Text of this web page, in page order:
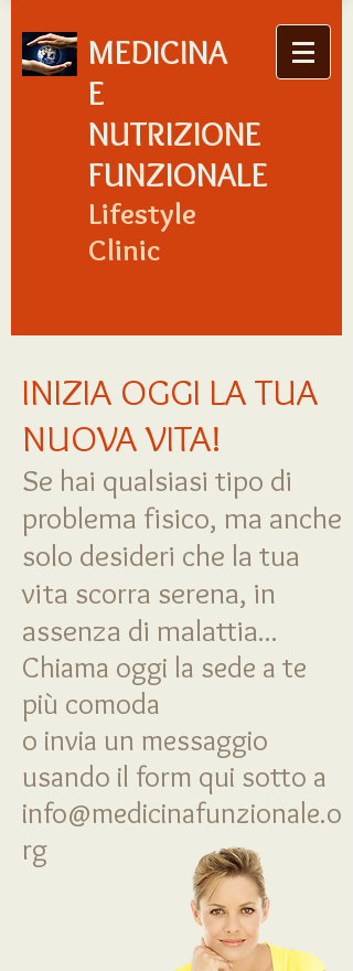
MEDICINA
E
NUTRIZIONE
FUNZIONALE
Lifestyle
Clinic
INIZIA OGGI LA TUA
NUOVA VITA!
Se hai qualsiasi tipo di
problema fisico, ma anche
solo desideri che la tua
vita scorra serena, in
assenza di malattia...
Chiama oggi la sede a te
più comoda
o invia un messaggio
usando il form qui sotto a
info@medicinafunzionale.o
rg